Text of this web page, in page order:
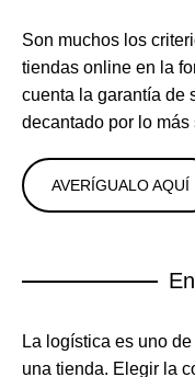
Son muchos los
tiendas online en la
cuenta la garantía de
decantado por lo
AVERÍGUALO AQUÍ
La logística es uno
una tienda. Elegir la